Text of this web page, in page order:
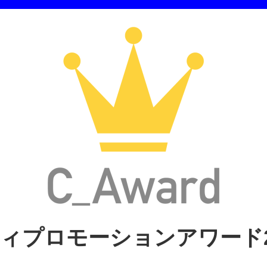
プロモーションアワー